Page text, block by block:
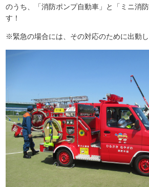
のうち、「消防ポンプ自動車」と「ミニ消
す！
※緊急の場合には、その対応のために出動し